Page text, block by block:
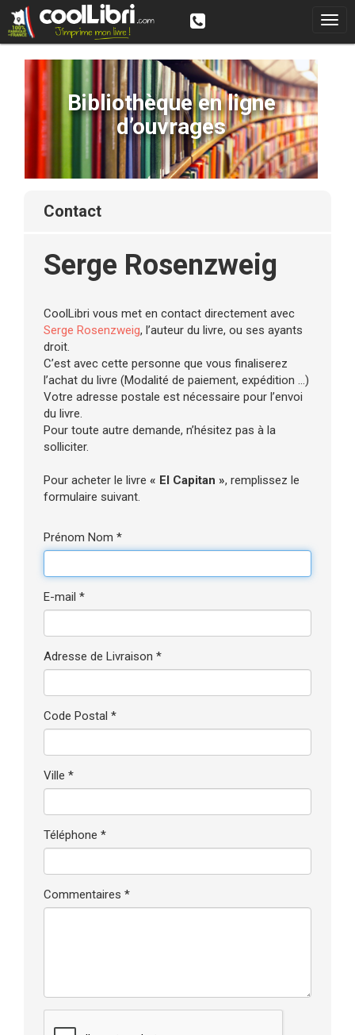
Bibliothèque en ligne
d’ouvrages
contact
Serge Rosenzweig
CoolLibri vous met en contact directement avec
Serge Rosenzweig, l’auteur du livre, ou ses ayants
droit.
C’est avec cette personne que vous finaliserez
l’achat du livre (Modalité de paiement, expédition ...)
Votre adresse postale est nécessaire pour l’envoi
du livre.
Pour toute autre demande, n’hésitez pas à la
solliciter.
Pour acheter le livre « El Capitan », remplissez le
formulaire suivant.
Prénom Nom *
E-mail *
Adresse de Livraison *
Code Postal *
Ville *
Téléphone *
Commentaires *